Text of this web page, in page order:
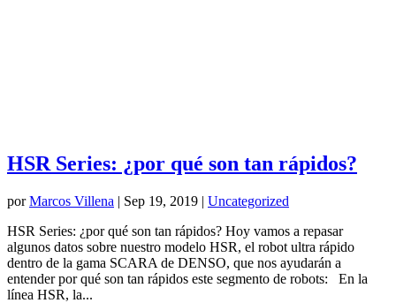
HSR Series: ¿por qué son tan rápidos?
porMarcos Villena | Sep 19, 2019 | Uncategorized
HSR Series: ¿por qué son tan rápidos? Hoy vamos a repasar
algunos datos sobre nuestro modelo HSR, el robot ultra rápido
dentro de la gama SCARA de DENSO, que nos ayudarán a
entender por qué son tan rápidos este segmento de robots: En la
línea HSR, la...